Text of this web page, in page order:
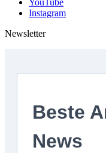
YouTube
Instagram
Newsletter